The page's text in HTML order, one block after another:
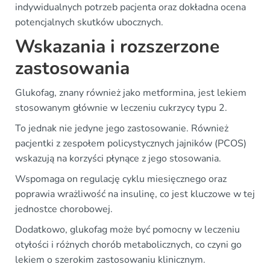
indywidualnych potrzeb pacjenta oraz dokładna ocena
potencjalnych skutków ubocznych.
Wskazania i rozszerzone
zastosowania
Glukofag, znany również jako metformina, jest lekiem
stosowanym głównie w leczeniu cukrzycy typu 2.
To jednak nie jedyne jego zastosowanie. Również
pacjentki z zespołem policystycznych jajników (PCOS)
wskazują na korzyści płynące z jego stosowania.
Wspomaga on regulację cyklu miesięcznego oraz
poprawia wrażliwość na insulinę, co jest kluczowe w tej
jednostce chorobowej.
Dodatkowo, glukofag może być pomocny w leczeniu
otyłości i różnych chorób metabolicznych, co czyni go
lekiem o szerokim zastosowaniu klinicznym.